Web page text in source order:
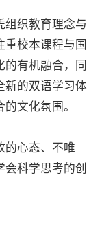
织教育理念与
重校本课程与国
的有机融合，同
新的双语学习体
文化氛围。
心态、不唯
科学思考的创